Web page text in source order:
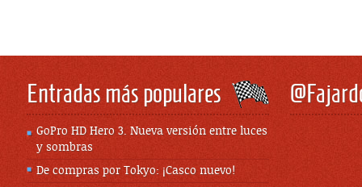
Entradas más populares
GoPro HD Hero 3. Nueva versión entre luces
y sombras
De compras por Tokyo: ¡Casco nuevo!